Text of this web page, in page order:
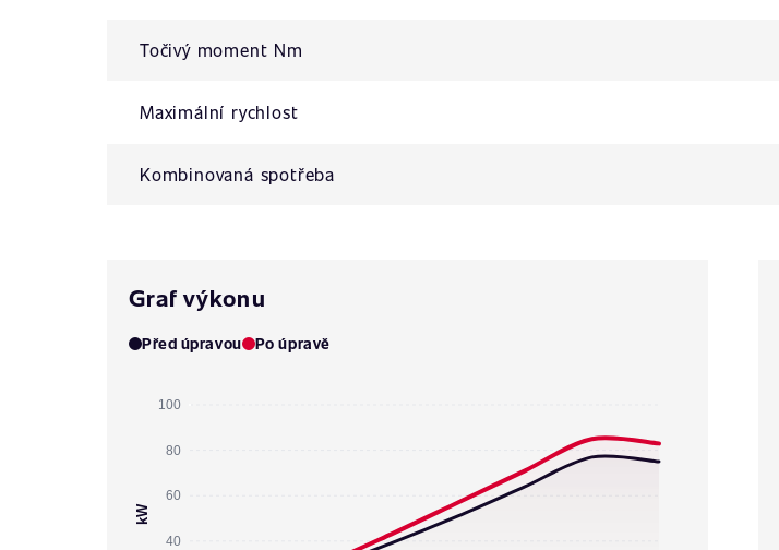
Točivý moment Nm
Maximální rychlost
Kombinovaná spotřeba
Graf výkonu
Před úpravou Po úpravě
100
80
60
40
kW